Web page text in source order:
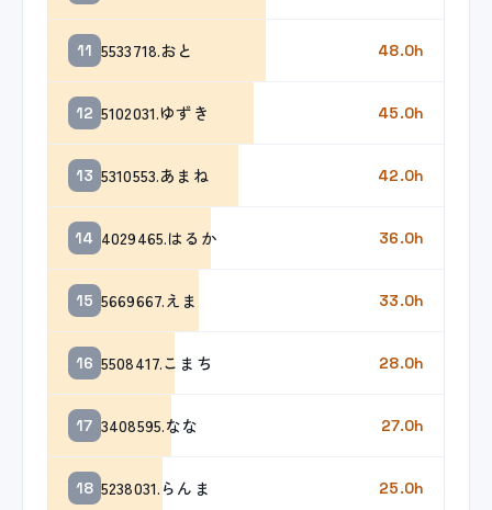
11 5533718.おと 48.0h
12 5102031.ゆずき 45.0h
13 5310553.あまね 42.0h
14 4029465.はるか 36.0h
15 5669667.えま 33.0h
16 5508417.こまち 28.0h
17 3408595.なな 27.0h
18 5238031.らんま 25.0h